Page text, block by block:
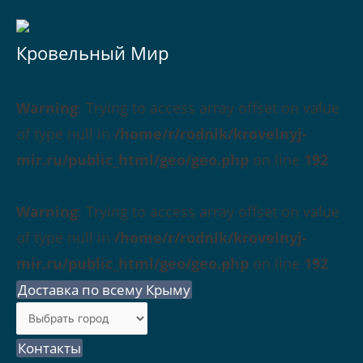
Кровельный Мир
Warning: Trying to access array offset on value
of type null in /home/r/rodnik/krovelnyj-
mir.ru/public_html/geo/geo.php on line 192
Warning: Trying to access array offset on value
of type null in /home/r/rodnik/krovelnyj-
mir.ru/public_html/geo/geo.php on line 192
Доставка по всему Крыму
Контакты